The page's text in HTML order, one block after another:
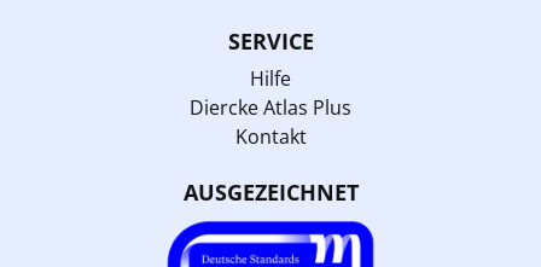
SERVICE
Hilfe
Diercke Atlas Plus
Kontakt
AUSGEZEICHNET